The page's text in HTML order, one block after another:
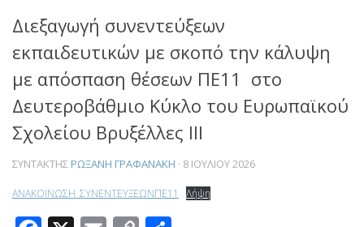
Διεξαγωγή συνεντεύξεων
εκπαιδευτικών με σκοπό την κάλυψη
με απόσπαση θέσεων ΠΕ11 στο
Δευτεροβάθμιο Κύκλο του Ευρωπαϊκού
Σχολείου Βρυξέλλες ΙΙΙ
ΣΥΝΤΆΚΤΗΣ ΡΩΞΆΝΗ ΓΡΑΦΑΝΆΚΗ · 8 ΙΟΥΛΊΟΥ 2026
ΑΝΑΚΟΙΝΩΣΗ_ΣΥΝΕΝΤΕΥΞΕΩΝΠΕ11 Λήψη
Κατηγορίες
ΑΔΕΙΕΣ(75)
ΑΔΕΙΕΣ ΔΙΔΑΣΚΑΛΙΑΣ – ΙΔΙΩΤΙΚΗ ΕΚΠΑΙΔΕΥΣΗ –
ΦΡΟΝΤΙΣΤΗΡΙΑ – ΚΕΝΤΡΑ ΞΕΝΩΝ ΓΛΩΣΣΩΝ
ΑΝΑΚΟΙΝΩΣΕΙΣ ΠΥΣΔΕ(431)